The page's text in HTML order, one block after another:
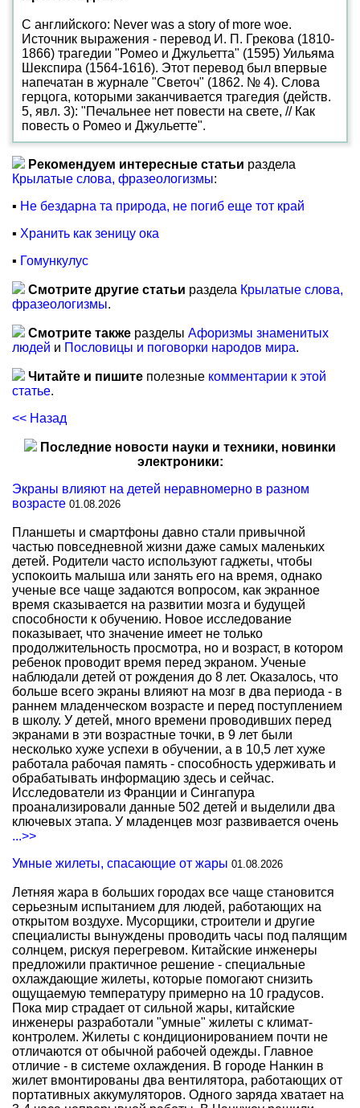
С английского: Never was a story of more woe.
Источник выражения - перевод И. П. Грекова (1810-
1866) трагедии "Ромео и Джульетта" (1595) Уильяма
Шекспира (1564-1616). Этот перевод был впервые
напечатан в журнале "Светоч" (1862. № 4). Слова
герцога, которыми заканчивается трагедия (действ.
5, явл. 3): "Печальнее нет повести на свете, // Как
повесть о Ромео и Джульетте".
Рекомендуем интересные статьи раздела
Крылатые слова, фразеологизмы:
▪ Не бездарна та природа, не погиб еще тот край
▪ Хранить как зеницу ока
▪ Гомункулус
Смотрите другие статьи раздела Крылатые слова,
фразеологизмы.
Смотрите также разделы Афоризмы знаменитых
людей и Пословицы и поговорки народов мира.
Читайте и пишите полезные комментарии к этой
статье.
<< Назад
Последние новости науки и техники, новинки
электроники:
Экраны влияют на детей неравномерно в разном
возрасте 01.08.2026
Планшеты и смартфоны давно стали привычной
частью повседневной жизни даже самых маленьких
детей. Родители часто используют гаджеты, чтобы
успокоить малыша или занять его на время, однако
ученые все чаще задаются вопросом, как экранное
время сказывается на развитии мозга и будущей
способности к обучению. Новое исследование
показывает, что значение имеет не только
продолжительность просмотра, но и возраст, в котором
ребенок проводит время перед экраном. Ученые
наблюдали детей от рождения до 8 лет. Оказалось, что
больше всего экраны влияют на мозг в два периода - в
раннем младенческом возрасте и перед поступлением
в школу. У детей, много времени проводивших перед
экранами в эти возрастные точки, в 9 лет были
несколько хуже успехи в обучении, а в 10,5 лет хуже
работала рабочая память - способность удерживать и
обрабатывать информацию здесь и сейчас.
Исследователи из Франции и Сингапура
проанализировали данные 502 детей и выделили два
ключевых этапа. У младенцев мозг развивается очень
...>>
Умные жилеты, спасающие от жары 01.08.2026
Летняя жара в больших городах все чаще становится
серьезным испытанием для людей, работающих на
открытом воздухе. Мусорщики, строители и другие
специалисты вынуждены проводить часы под палящим
солнцем, рискуя перегревом. Китайские инженеры
предложили практичное решение - специальные
охлаждающие жилеты, которые помогают снизить
ощущаемую температуру примерно на 10 градусов.
Пока мир страдает от сильной жары, китайские
инженеры разработали "умные" жилеты с климат-
контролем. Жилеты с кондиционированием почти не
отличаются от обычной рабочей одежды. Главное
отличие - в системе охлаждения. В городе Нанкин в
жилет вмонтированы два вентилятора, работающих от
портативных аккумуляторов. Одного заряда хватает на